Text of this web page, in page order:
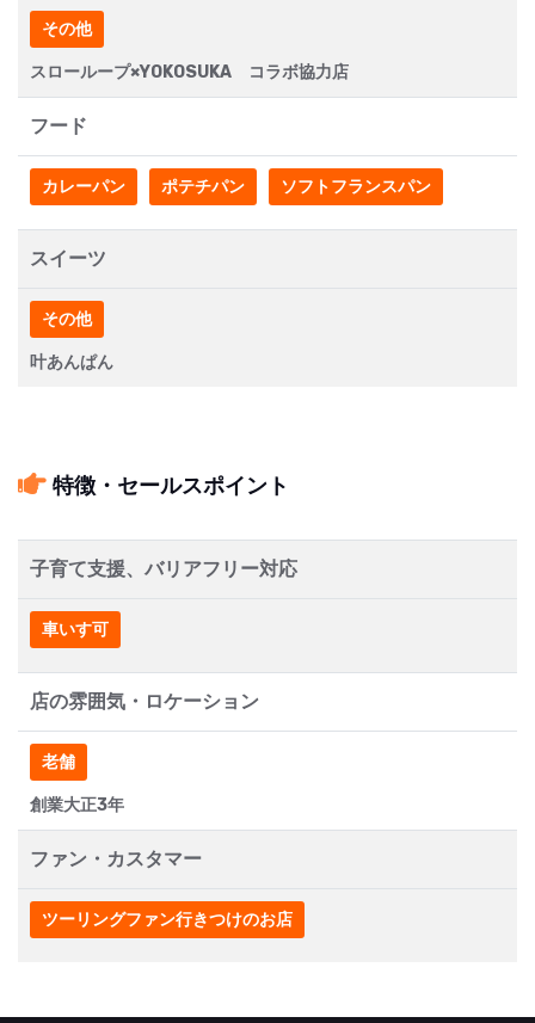
その他
スローループ×YOKOSUKA コラボ協力店
フード
カレーパン ポテチパン ソフトフランスパン
スイーツ
その他
叶あんぱん
特徴・セールスポイント
子育て支援、バリアフリー対応
車いす可
店の雰囲気・ロケーション
老舗
創業大正3年
ファン・カスタマー
ツーリングファン行きつけのお店